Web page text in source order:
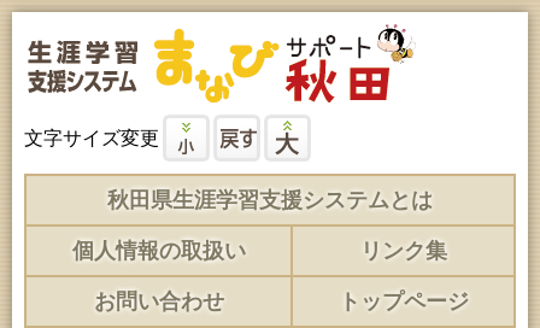
文字サイズ変更
秋田県生涯学習支援システムとは
個人情報の取扱い リンク集
お問い合わせ トップページ